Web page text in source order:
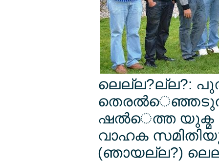
ലെല്ല?ല്ല?:
ഷല്‍െത്ത യുക്മ
വാഹക
(ഞായല്ല?)